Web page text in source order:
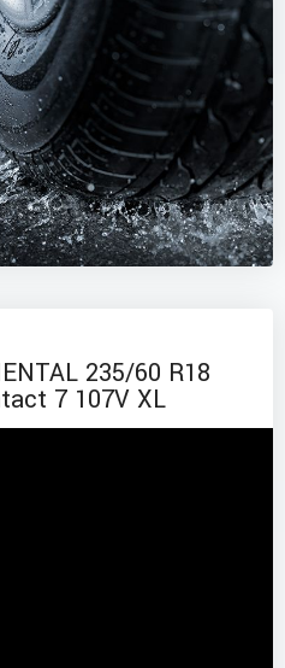
235/60 R18
7 107V XL